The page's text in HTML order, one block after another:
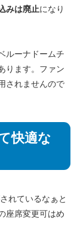
みは廃止になり
ルーナドームチ
ります。ファン
されませんので
快適な
れているなぁと
座席変更可はめ